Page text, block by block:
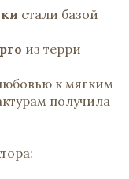
стали базой
из терри
к мягким
получила